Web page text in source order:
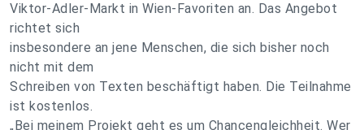
Viktor-Adler-Markt in Wien-Favoriten an. Das Angebot
richtet sich
insbesondere an jene Menschen, die sich bisher noch
nicht mit dem
Schreiben von Texten beschäftigt haben. Die Teilnahme
ist kostenlos.
„Bei meinem Projekt geht es um Chancengleichheit. Wer